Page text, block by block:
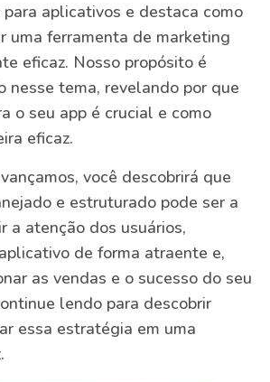
aplicativos e destaca como
uma ferramenta de marketing
eficaz. Nosso propósito é
nesse tema, revelando por que
o seu app é crucial e como
eficaz.
você descobrirá que
e estruturado pode ser a
a atenção dos usuários,
de forma atraente e,
as vendas e o sucesso do seu
lendo para descobrir
essa estratégia em uma